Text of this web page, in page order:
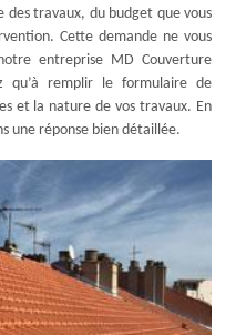
des travaux, du budget que vous
Cette demande ne vous
entreprise MD Couverture
qu’à remplir le formulaire de
et la nature de vos travaux. En
une réponse bien détaillée.